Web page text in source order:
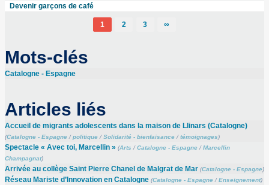
Devenir garçons de café
1 2 3 ∞
Mots-clés
Catalogne - Espagne
Articles liés
Accueil de migrants adolescents dans la maison de Llinars (Catalogne)
(Catalogne - Espagne/politique/Solidarité - bienfaisance/témoignages)
Spectacle « Avec toi, Marcellin » (Arts /Catalogne - Espagne/Marcellin
Champagnat)
Arrivée au collège Saint Pierre Chanel de Malgrat de Mar (Catalogne - Espagne)
Réseau Mariste d’Innovation en Catalogne (Catalogne - Espagne/Enseignement)